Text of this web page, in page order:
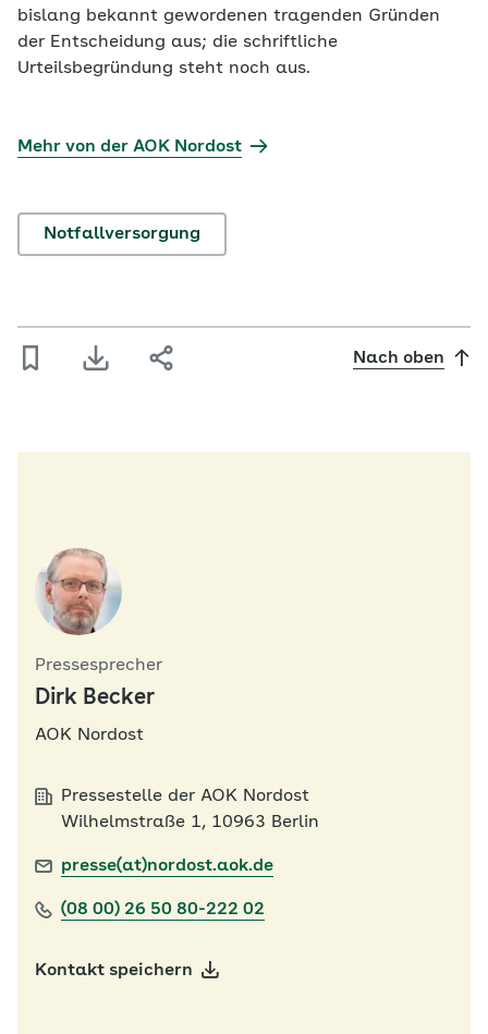
bislang bekannt gewordenen tragenden Gründen
der Entscheidung aus; die schriftliche
Urteilsbegründung steht noch aus.
Mehr von der AOK Nordost
Notfallversorgung
Nach oben
Pressesprecher
Dirk Becker
AOK Nordost
Pressestelle der AOK Nordost
Wilhelmstraße 1, 10963 Berlin
presse(at)nordost.aok.de
(08 00) 26 50 80-222 02
Kontakt speichern